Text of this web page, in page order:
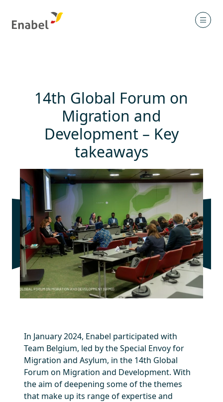
14th Global Forum on
Migration and
Development – Key
takeaways
In January 2024, Enabel participated with
Team Belgium, led by the Special Envoy for
Migration and Asylum, in the 14th Global
Forum on Migration and Development. With
the aim of deepening some of the themes
that make up its range of expertise and